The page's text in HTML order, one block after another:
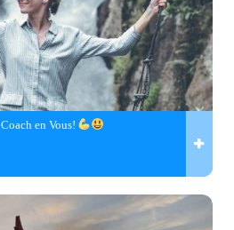
en Vous!